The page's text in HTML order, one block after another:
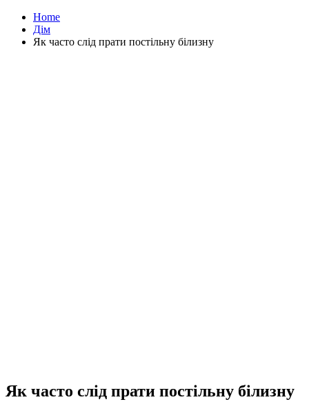
Home
Дім
Як часто слід прати постільну білизну
Як часто слід прати постільну білизну